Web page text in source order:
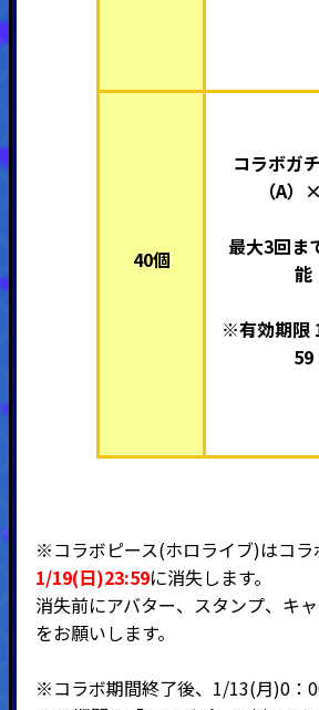
40個
コラボガ
（A
最大3回ま
能
※有効期限
59
※コラボピース(ホロライブ)はコラ
1/19(日)23:59に消失します。
消失前にアバター、スタンプ、キ
をお願いします。
※コラボ期間終了後、1/13(月)0：